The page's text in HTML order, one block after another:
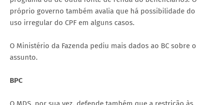
próprio governo também avalia que há possibilidade do
uso irregular do CPF em alguns casos.
O Ministério da Fazenda pediu mais dados ao BC sobre o
assunto.
BPC